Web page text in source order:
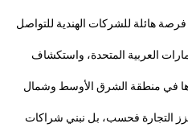
كونسلتنتس": "يشكّل ويتيكس 2025 فرصة هائلة للشركات الهندية للتواصل
العربية المتحدة، واستكشاف
في منطقة الشرق الأوسط وشمال
التجارة فحسب، بل نبني شراكات